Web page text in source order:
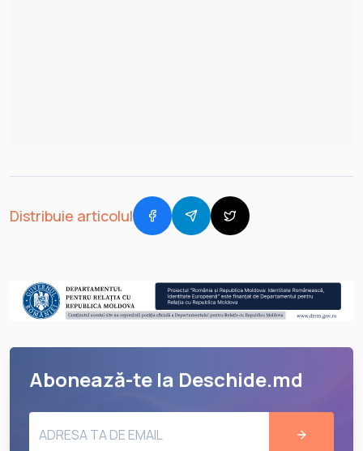
Distribuie articolul
Abonează-te la Deschide.md